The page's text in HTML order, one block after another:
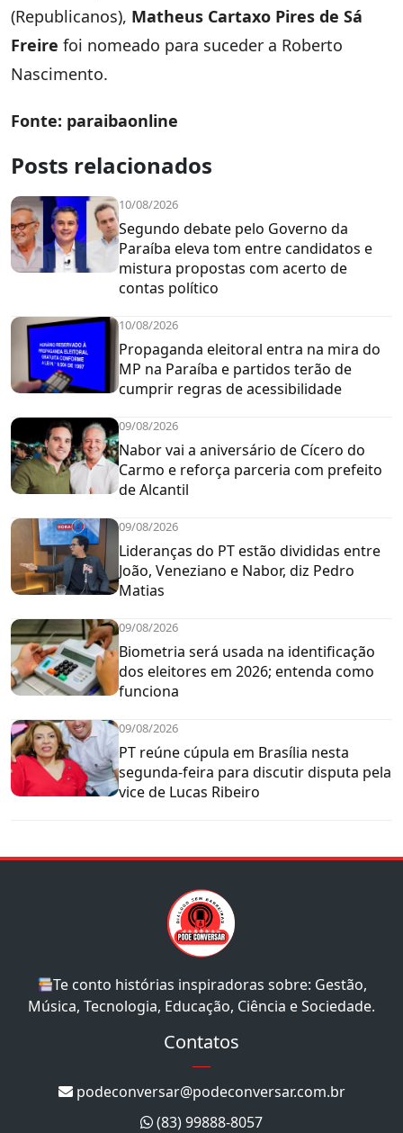
(Republicanos), Matheus Cartaxo Pires de Sá
Freire foi nomeado para suceder a Roberto
Nascimento.
Fonte: paraibaonline
Posts relacionados
10/08/2026
Segundo debate pelo Governo da
Paraíba eleva tom entre candidatos e
mistura propostas com acerto de
contas político
10/08/2026
Propaganda eleitoral entra na mira do
MP na Paraíba e partidos terão de
cumprir regras de acessibilidade
09/08/2026
Nabor vai a aniversário de Cícero do
Carmo e reforça parceria com prefeito
de Alcantil
09/08/2026
Lideranças do PT estão divididas entre
João, Veneziano e Nabor, diz Pedro
Matias
09/08/2026
Biometria será usada na identificação
dos eleitores em 2026; entenda como
funciona
09/08/2026
PT reúne cúpula em Brasília nesta
segunda-feira para discutir disputa pela
vice de Lucas Ribeiro
Te conto histórias inspiradoras sobre: Gestão,
Música, Tecnologia, Educação, Ciência e Sociedade.
Contatos
podeconversar@podeconversar.com.br
(83) 99888-8057